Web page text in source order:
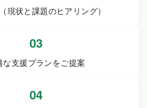
現状と課題のヒアリング）
03
な支援プランをご提案
04